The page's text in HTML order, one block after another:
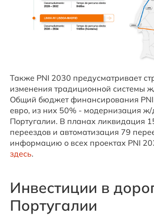
Также PNI 2030 предусматривает
изменения традиционной системы
Общий бюджет финансирования
евро, из них 50% - модернизация ж/
Португалии. В планах ликвидация
переездов и автоматизация 79
информацию о всех проектах PNI
здесь.
Инвестиции в
Португалии